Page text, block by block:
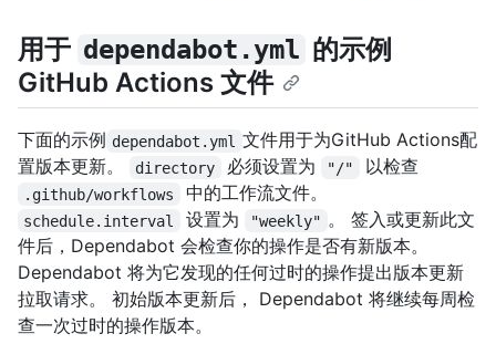
用于 dependabot.yml 的示例
GitHub Actions 文件
下面的示例 dependabot.yml 文件用于为GitHub Actions配
置版本更新。
directory 必须设置为 "/" 以检查
.github/workflows 中的工作流文件。
schedule.interval 设置为 "weekly" 。 签入或更新此文
件后，Dependabot 会检查你的操作是否有新版本。
Dependabot 将为它发现的任何过时的操作提出版本更新
拉取请求。 初始版本更新后， Dependabot 将继续每周检
查一次过时的操作版本。